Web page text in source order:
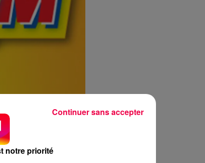
notre priorité
Continuer sans accepter